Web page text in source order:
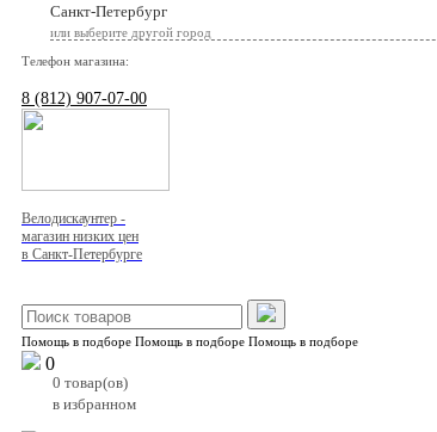
Санкт-Петербург
или выберите другой город
Телефон магазина:
8 (812) 907-07-00
Велодискаунтер -
магазин низких цен
в Санкт-Петербурге
Помощь в подборе Помощь в подборе Помощь в подборе
0
0 товар(ов)
в избранном